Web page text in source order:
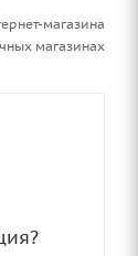
магазина
магазинах